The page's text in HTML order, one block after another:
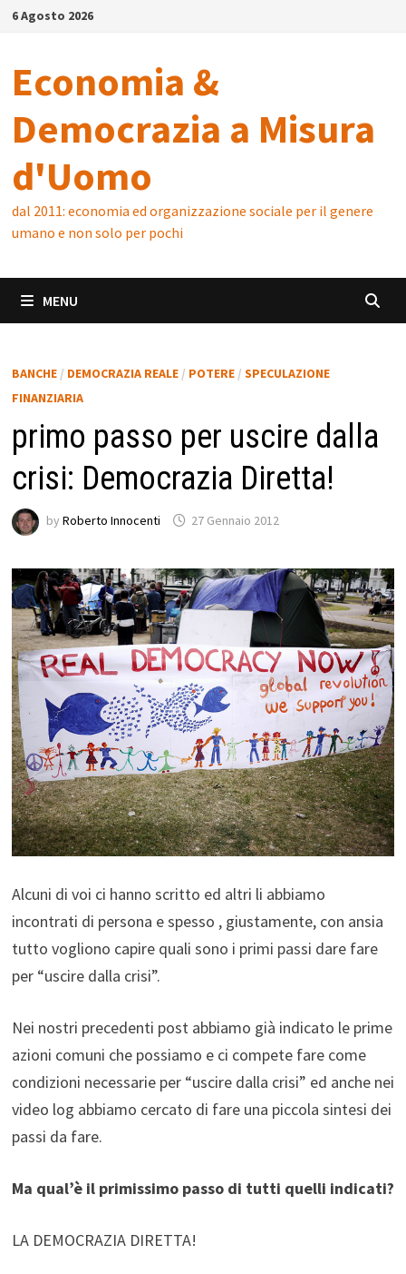
Skip6 Agosto 2026
Economia &
Democrazia a Misura
d'Uomo
dal 2011: economia ed organizzazione sociale per il genere
umano e non solo per pochi
MENU
BANCHE/ DEMOCRAZIA REALE/ POTERE/ SPECULAZIONE
FINANZIARIA
primo passo per uscire dalla
crisi: Democrazia Diretta!
by Roberto Innocenti 27 Gennaio 2012
Alcuni di voi ci hanno scritto ed altri li abbiamo
incontrati di persona e spesso , giustamente, con ansia
tutto vogliono capire quali sono i primi passi dare fare
per “uscire dalla crisi”.
Nei nostri precedenti post abbiamo già indicato le prime
azioni comuni che possiamo e ci compete fare come
condizioni necessarie per “uscire dalla crisi” ed anche nei
video log abbiamo cercato di fare una piccola sintesi dei
passi da fare.
Ma qual’è il primissimo passo di tutti quelli indicati?
LA DEMOCRAZIA DIRETTA!